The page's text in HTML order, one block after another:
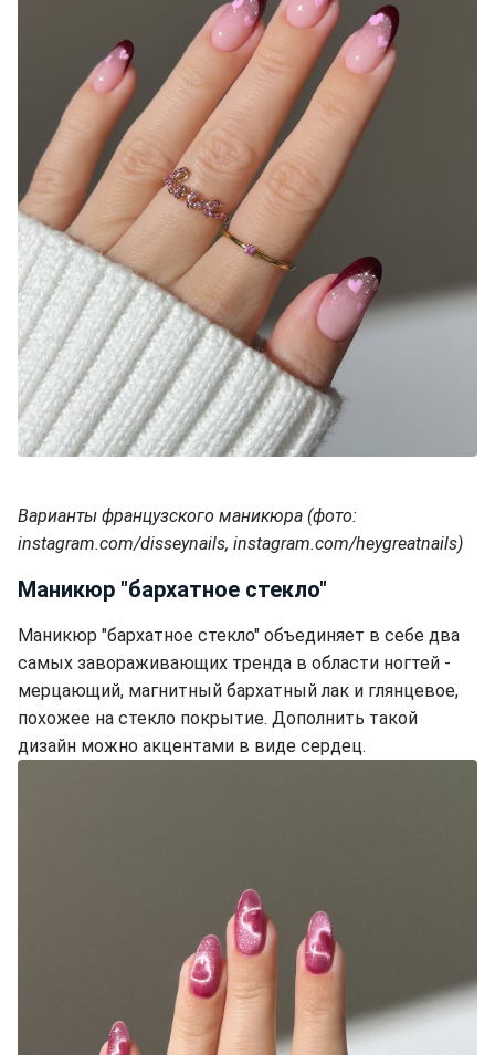
Варианты французского маникюра (фото:
instagram.com/disseynails, instagram.com/heygreatnails)
Маникюр "бархатное стекло"
Маникюр "бархатное стекло" объединяет в себе два
самых завораживающих тренда в области ногтей -
мерцающий, магнитный бархатный лак и глянцевое,
похожее на стекло покрытие. Дополнить такой
дизайн можно акцентами в виде сердец.